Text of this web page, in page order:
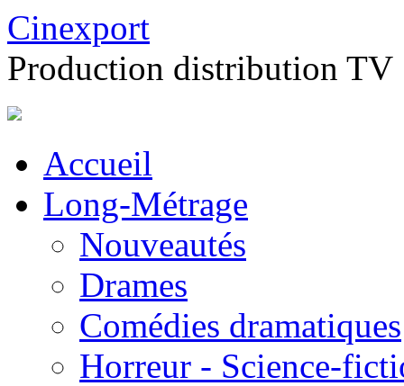
Cinexport
Production distribution TV
Accueil
Long-Métrage
Nouveautés
Drames
Comédies dramatiques
Horreur - Science-